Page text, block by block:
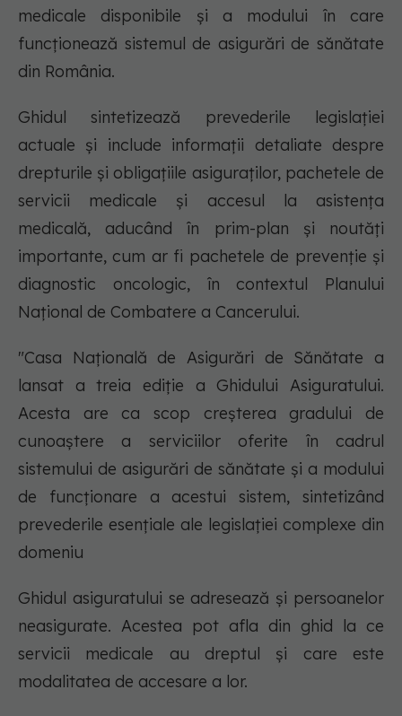
medicale disponibile și a modului în care
funcționează sistemul de asigurări de sănătate
din România.
Ghidul sintetizează prevederile legislației
actuale și include informații detaliate despre
drepturile și obligațiile asiguraților, pachetele de
servicii medicale și accesul la asistența
medicală, aducând în prim-plan și noutăți
importante, cum ar fi pachetele de prevenție și
diagnostic oncologic, în contextul Planului
Național de Combatere a Cancerului.
"Casa Națională de Asigurări de Sănătate a
lansat a treia ediție a Ghidului Asiguratului.
Acesta are ca scop creșterea gradului de
cunoaștere a serviciilor oferite în cadrul
sistemului de asigurări de sănătate și a modului
de funcționare a acestui sistem, sintetizând
prevederile esențiale ale legislației complexe din
domeniu
Ghidul asiguratului se adresează și persoanelor
neasigurate. Acestea pot afla din ghid la ce
servicii medicale au dreptul şi care este
modalitatea de accesare a lor.